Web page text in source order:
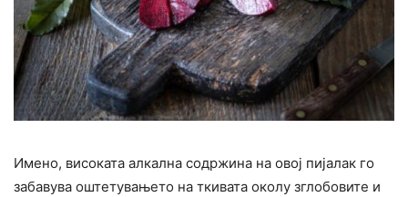
Имено, високата алкална содржина на овој пијалак го
забавува оштетувањето на ткивата околу зглобовите и